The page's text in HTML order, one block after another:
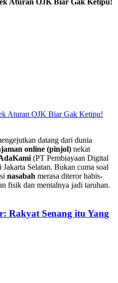
Aturan OJK Biar Gak Ketipu!
datang dari dunia
online (pinjol) nekat
(PT Pembiayaan Digital
Selatan. Bukan cuma soal
nasabah merasa diteror habis-
fisik dan mentalnya jadi taruhan.
Rakyat Senang itu Yang